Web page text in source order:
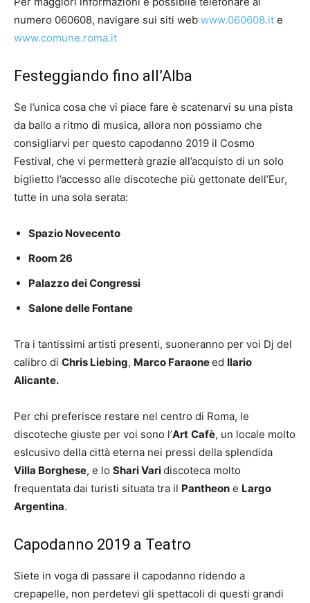
numero 060608, navigare sui siti web www.060608.it e
www.comune.roma.it
Festeggiando fino all’Alba
Se l’unica cosa che vi piace fare è scatenarvi su una pista
da ballo a ritmo di musica, allora non possiamo che
consigliarvi per questo capodanno 2019 il Cosmo
Festival, che vi permetterà grazie all’acquisto di un solo
biglietto l’accesso alle discoteche più gettonate dell’Eur,
tutte in una sola serata:
Spazio Novecento
Room 26
Palazzo dei Congressi
Salone delle Fontane
Tra i tantissimi artisti presenti, suoneranno per voi Dj del
calibro di Chris Liebing, Marco Faraoneed Ilario
Alicante.
Per chi preferisce restare nel centro di Roma, le
discoteche giuste per voi sono l’Art Cafè, un locale molto
eslcusivo della città eterna nei pressi della splendida
Villa Borghese, e lo Shari Varidiscoteca molto
frequentata dai turisti situata tra il Pantheon e Largo
Argentina.
Capodanno 2019 a Teatro
Siete in voga di passare il capodanno ridendo a
crepapelle, non perdetevi gli spettacoli di questi grandi